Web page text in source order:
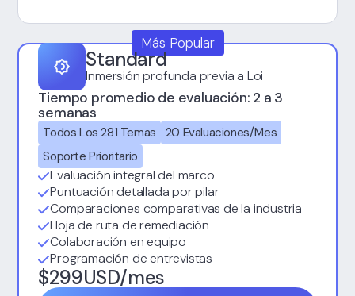
Más Popular
Standard
Inmersión profunda previa a Loi
Tiempo promedio de evaluación: 2 a 3
semanas
Todos Los 281 Temas
20 Evaluaciones/mes
Soporte Prioritario
Evaluación integral del marco
Puntuación detallada por pilar
Comparaciones comparativas de la industria
Hoja de ruta de remediación
Colaboración en equipo
Programación de entrevistas
$299USD/mes